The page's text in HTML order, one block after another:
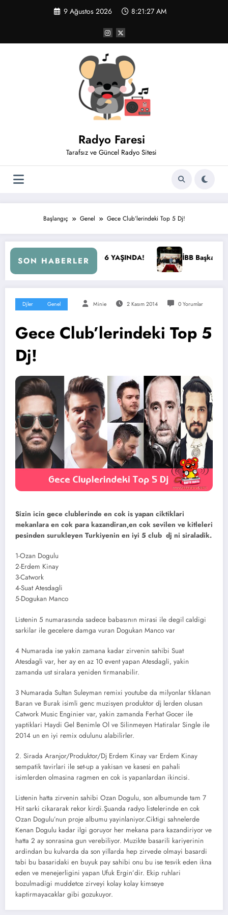
9 Ağustos 2026 8:21:27 AM
Radyo Faresi
Tarafsız ve Güncel Radyo Sitesi
Başlangıç Genel Gece Club’lerindeki Top 5 Dj!
SON HABERLER
6 YAŞINDA! İBB Başkanı Ekrem İmamoğlu Radyocular ile
Djler Genel Minie 2 Kasım 2014 0 Yorumlar
Gece Club’lerindeki Top 5
Dj!
Sizin icin gece clublerinde en cok is yapan ciktiklari
mekanlara en cok para kazandiran,en cok sevilen ve kitleleri
pesinden surukleyen Turkiyenin en iyi 5 club dj ni siraladik.
1-Ozan Dogulu
2-Erdem Kinay
3-Catwork
4-Suat Atesdagli
5-Dogukan Manco
Listenin 5 numarasında sadece babasının mirasi ile degil caldigi
sarkilar ile gecelere damga vuran Dogukan Manco var
4 Numarada ise yakin zamana kadar zirvenin sahibi Suat
Atesdagli var, her ay en az 10 event yapan Atesdagli, yakin
zamanda ust siralara yeniden tirmanabilir.
3 Numarada Sultan Suleyman remixi youtube da milyonlar tiklanan
Baran ve Burak isimli genc muzisyen produktor dj lerden olusan
Catwork Music Enginier var, yakin zamanda Ferhat Gocer ile
yaptiklari Haydi Gel Benimle Ol ve Silinmeyen Hatiralar Single ile
2014 un en iyi remix odulunu alabilirler.
2. Sirada Aranjor/Produktor/Dj Erdem Kinay var Erdem Kinay
sempatik tavirlari ile set-up a yakisan ve kasesi en pahali
isimlerden olmasina ragmen en cok is yapanlardan ikincisi.
Listenin hatta zirvenin sahibi Ozan Dogulu, son albumunde tam 7
Hit sarki cikararak rekor kirdi.Şuanda radyo listelerinde en cok
Ozan Dogulu’nun proje albumu yayinlaniyor.Ciktigi sahnelerde
Kenan Dogulu kadar ilgi goruyor her mekana para kazandiriyor ve
hatta 2 ay sonrasina gun verebiliyor. Muzikte basarili kariyerinin
ardindan bu kulvarda da son yillarda hep zirvede olmayi basardi
tabi bu basaridaki en buyuk pay sahibi onu bu ise tesvik eden ikna
eden ve menejerligini yapan Ufuk Ergin’dir. Ekip ruhlari
bozulmadigi muddetce zirveyi kolay kolay kimseye
kaptirmayacaklar gibi gozukuyor.